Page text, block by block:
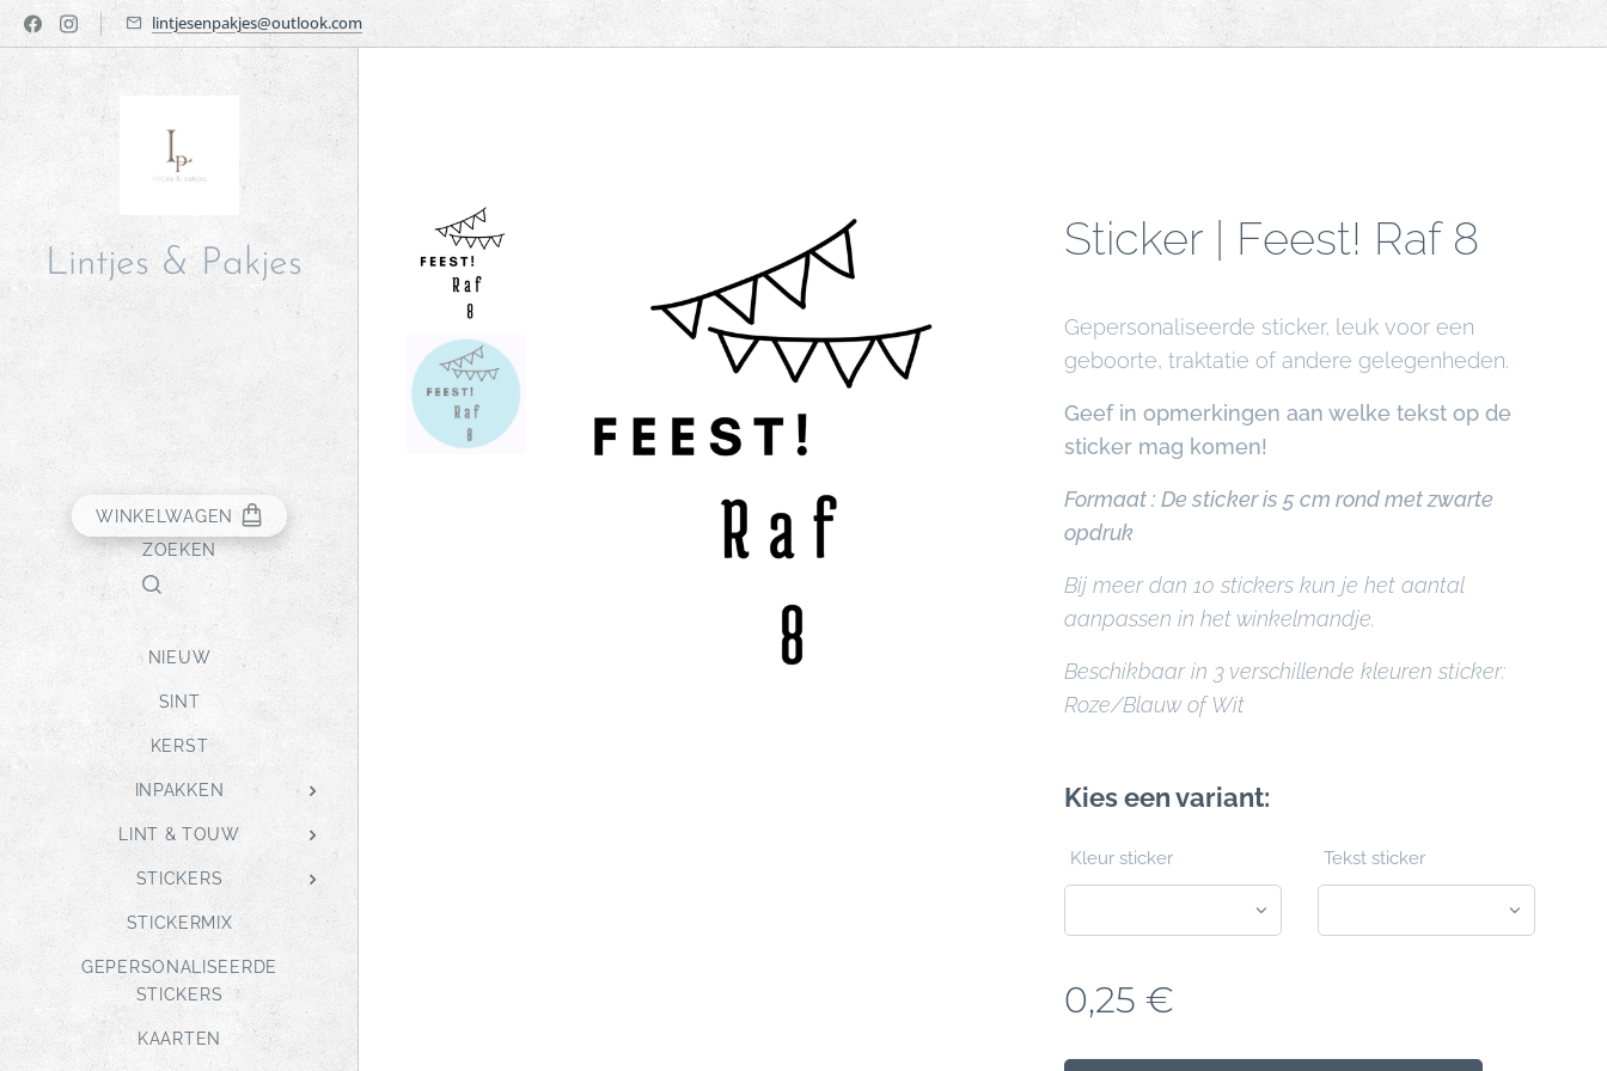
lintjesenpakjes@outlook.com
Lintjes & Pakjes
WINKELWAGEN
ZOEKEN
NIEUW
SINT
KERST
INPAKKEN
LINT & TOUW
STICKERS
STICKERMIX
GEPERSONALISEERDE
STICKERS
KAARTEN
Sticker | Feest! Raf 8
Gepersonaliseerde sticker, leuk voor een
geboorte, traktatie of andere gelegenheden.
Geef in opmerkingen aan welke tekst op de
sticker mag komen!
Formaat : De sticker is 5 cm rond met zwarte
opdruk
Bij meer dan 10 stickers kun je het aantal
aanpassen in het winkelmandje.
Beschikbaar in 3 verschillende kleuren sticker:
Roze/Blauw of Wit
Kies een variant:
Kleur sticker Tekst sticker
0,25 €